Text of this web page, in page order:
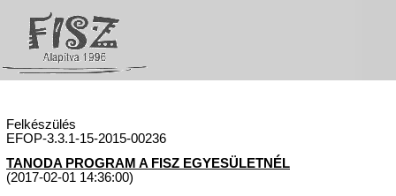
Felkészülés
EFOP-3.3.1-15-2015-00236
TANODA PROGRAM A FISZ EGYESÜLETNÉL
(2017-02-01 14:36:00)